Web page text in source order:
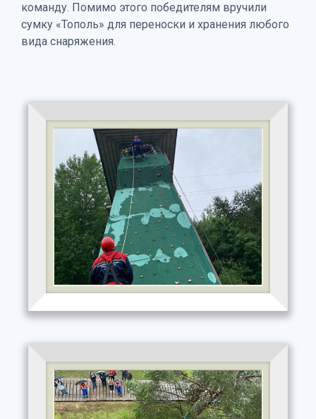
команду. Помимо этого победителям вручили
сумку «Тополь» для переноски и хранения любого
вида снаряжения.